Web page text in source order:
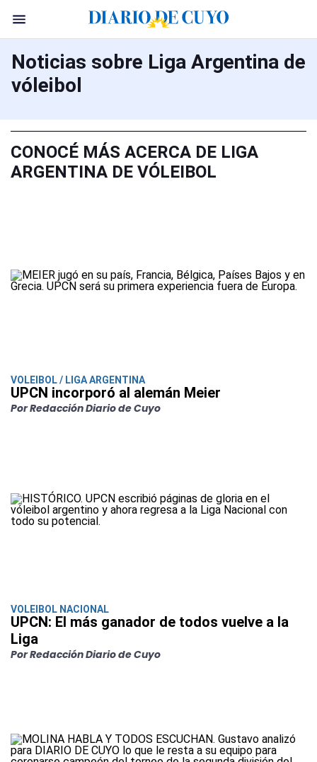
Noticias sobre Liga Argentina de
vóleibol
CONOCÉ MÁS ACERCA DE LIGA
ARGENTINA DE VÓLEIBOL
VOLEIBOL / LIGA ARGENTINA
UPCN incorporó al alemán Meier
Por Redacción Diario de Cuyo
VOLEIBOL NACIONAL
UPCN: El más ganador de todos vuelve a la
Liga
Por Redacción Diario de Cuyo